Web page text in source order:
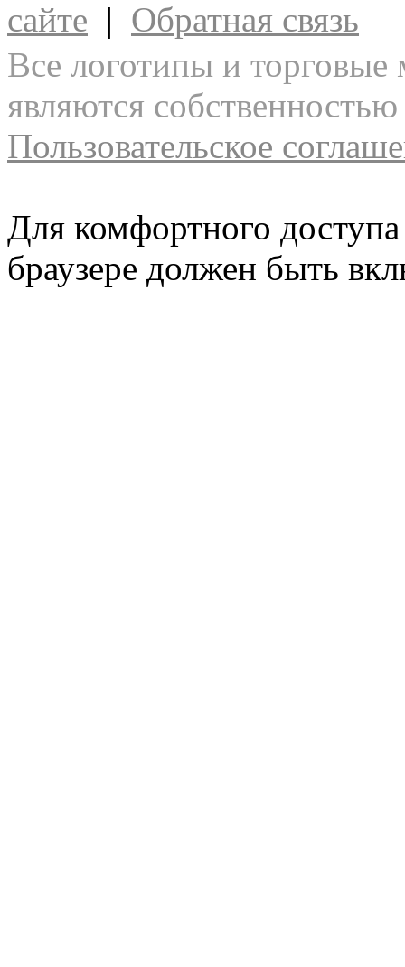
сайте | Обратная связь
Все логотипы и торговые
являются
Пользовательское
Для комфортного
браузере должен быть